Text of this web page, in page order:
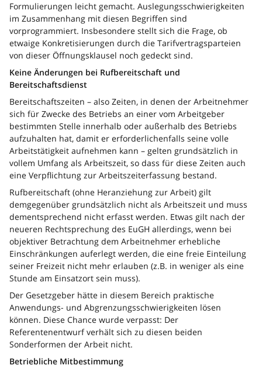
Formulierungen leicht gemacht. Auslegungsschwierigkeiten
im Zusammenhang mit diesen Begriffen sind
vorprogrammiert. Insbesondere stellt sich die Frage, ob
etwaige Konkretisierungen durch die Tarifvertragsparteien
von dieser Öffnungsklausel noch gedeckt sind.
Keine Änderungen bei Rufbereitschaft und
Bereitschaftsdienst
Bereitschaftszeiten – also Zeiten, in denen der Arbeitnehmer
sich für Zwecke des Betriebs an einer vom Arbeitgeber
bestimmten Stelle innerhalb oder außerhalb des Betriebs
aufzuhalten hat, damit er erforderlichenfalls seine volle
Arbeitstätigkeit aufnehmen kann – gelten grundsätzlich in
vollem Umfang als Arbeitszeit, so dass für diese Zeiten auch
eine Verpflichtung zur Arbeitszeiterfassung bestand.
Rufbereitschaft (ohne Heranziehung zur Arbeit) gilt
demgegenüber grundsätzlich nicht als Arbeitszeit und muss
dementsprechend nicht erfasst werden. Etwas gilt nach der
neueren Rechtsprechung des EuGH allerdings, wenn bei
objektiver Betrachtung dem Arbeitnehmer erhebliche
Einschränkungen auferlegt werden, die eine freie Einteilung
seiner Freizeit nicht mehr erlauben (z.B. in weniger als eine
Stunde am Einsatzort sein muss).
Der Gesetzgeber hätte in diesem Bereich praktische
Anwendungs- und Abgrenzungsschwierigkeiten lösen
können. Diese Chance wurde verpasst: Der
Referentenentwurf verhält sich zu diesen beiden
Sonderformen der Arbeit nicht.
Betriebliche Mitbestimmung